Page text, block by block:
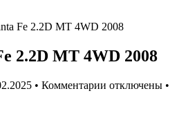
Fe 2.2D MT 4WD 2008
2.2D MT 4WD 2008
• Комментарии отключены •